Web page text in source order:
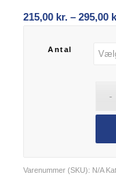
215,00 kr. – 295,00
Antal
Varenummer (SKU): N/A